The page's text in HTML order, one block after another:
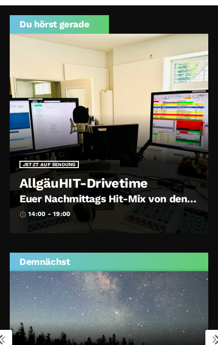
Du hörst gerade
JETZT AUF SENDUNG
AllgäuHIT-Drivetime
Euer Nachmittags Hit-Mix von den
Achtzigern bis Heute
access_time 14:00 - 19:00
Demnächst